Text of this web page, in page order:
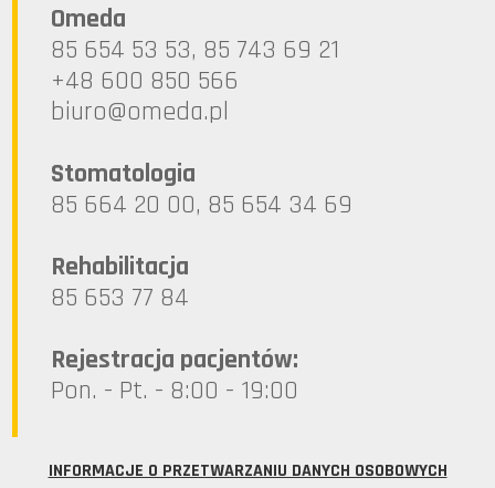
Omeda
85 654 53 53, 85 743 69 21
+48 600 850 566
lp.ademo@oruib
Stomatologia
85 664 20 00, 85 654 34 69
Rehabilitacja
85 653 77 84
Rejestracja pacjentów:
Pon. - Pt. - 8:00 - 19:00
INFORMACJE O PRZETWARZANIU DANYCH OSOBOWYCH